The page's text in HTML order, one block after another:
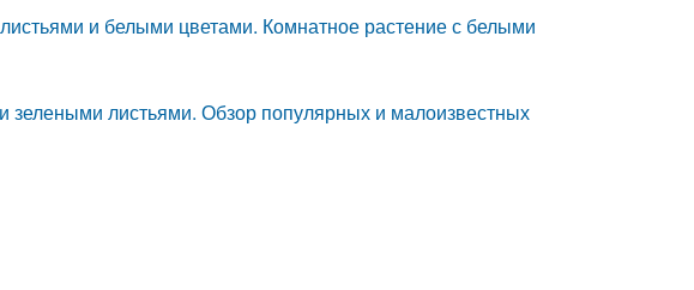
и белыми цветами. Комнатное растение с белыми
зелеными листьями. Обзор популярных и малоизвестных